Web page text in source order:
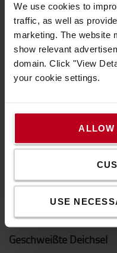
We use cookies to
traffic, as well as
marketing. The website
show relevant
domain. Click "View
your cookie settings.
USE
Geschweißte Deichsel